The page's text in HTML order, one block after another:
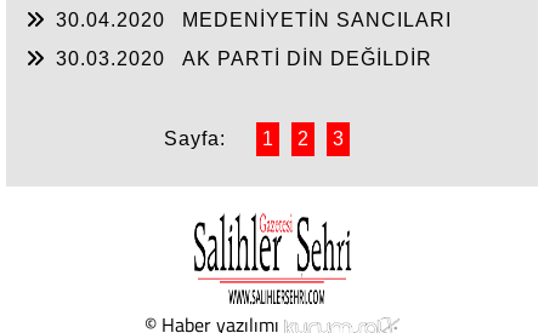
30.04.2020
MEDENİYETİN SANCILARI
30.03.2020
AK PARTİ DİN DEĞİLDİR
Sayfa: 1 2 3
© Haber yazılımı